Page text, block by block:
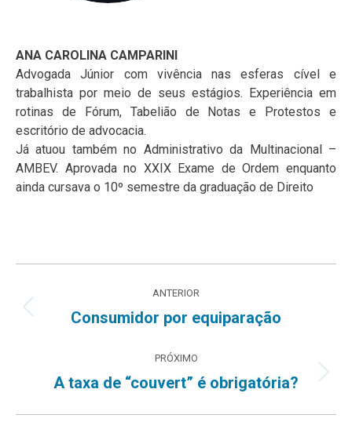
ANA CAROLINA CAMPARINI
Advogada Júnior com vivência nas esferas cível e
trabalhista por meio de seus estágios. Experiência em
rotinas de Fórum, Tabelião de Notas e Protestos e
escritório de advocacia.
Já atuou também no Administrativo da Multinacional –
AMBEV. Aprovada no XXIX Exame de Ordem enquanto
ainda cursava o 10º semestre da graduação de Direito
de
ANTERIOR
Post
Consumidor por equiparação
PRÓXIMO
Próximo
A taxa de “couvert” é obrigatória?